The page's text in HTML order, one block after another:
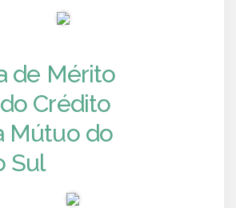
de Mérito
Crédito
Mútuo do
Sul